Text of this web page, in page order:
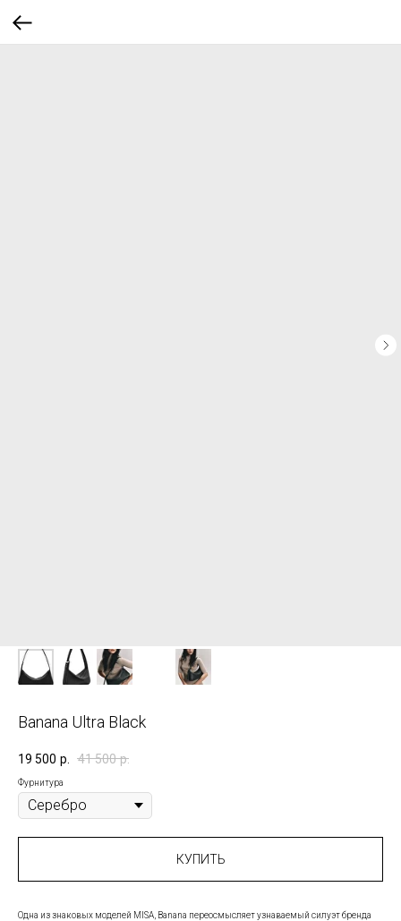
Banana Ultra Black
19 500 р. 41 500 р.
Фурнитура
КУПИТЬ
Одна из знаковых моделей MISA, Banana переосмысляет узнаваемый силуэт бренда